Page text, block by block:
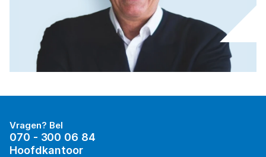
Vragen? Bel
070 - 300 06 84
Hoofdkantoor